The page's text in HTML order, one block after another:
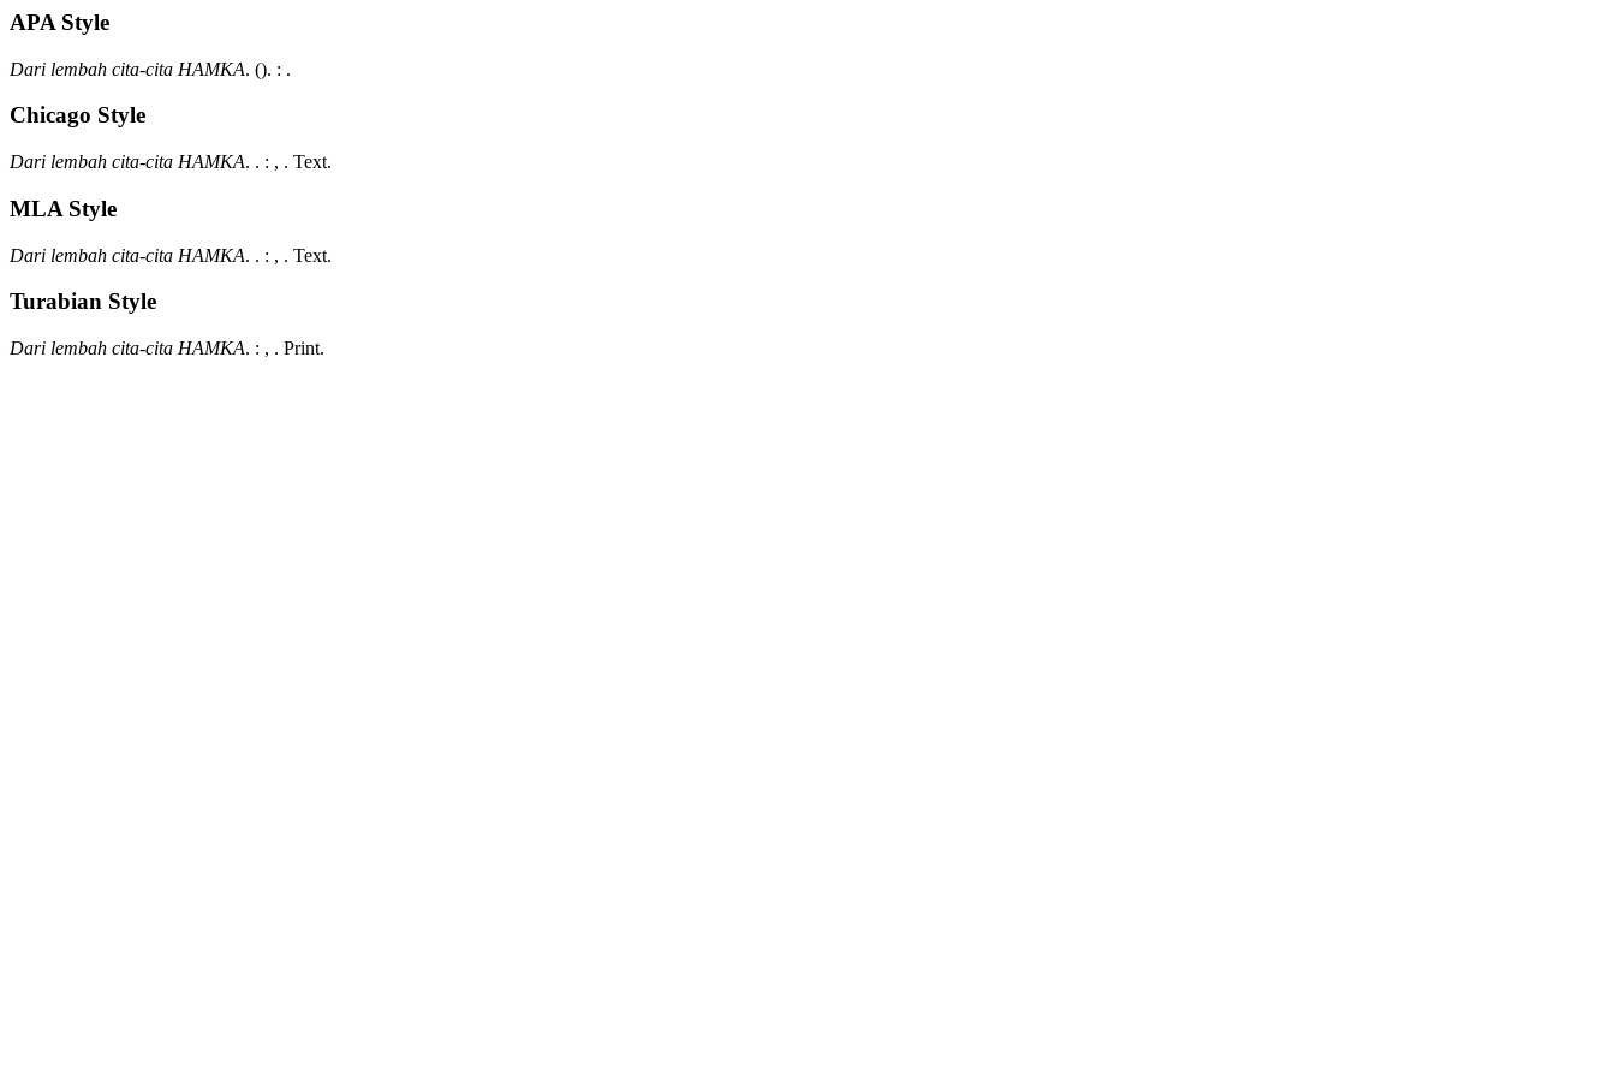
APA Style
Dari lembah cita-cita HAMKA. (). : .
Chicago Style
Dari lembah cita-cita HAMKA. . : , . Text.
MLA Style
Dari lembah cita-cita HAMKA. . : , . Text.
Turabian Style
Dari lembah cita-cita HAMKA. : , . Print.